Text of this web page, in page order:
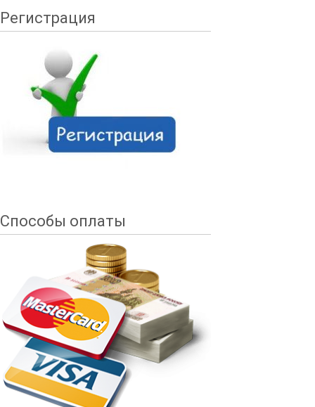
Регистрация
Способы оплаты